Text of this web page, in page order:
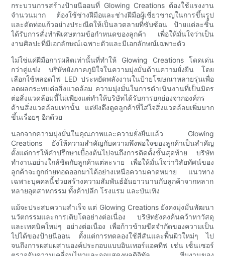
กระบวนการสร้างป้ายนีออนที่ Glowing Creations ต้องใช้แรงงาน
จำนวนมาก ต้องใช้ช่างฝีมือและช่างฝีมือผู้เชี่ยวชาญในการขึ้นรูป
และดัดท่อแก้วอย่างประณีตให้เป็นลวดลายที่ซับซ้อน ป้ายแต่ละชิ้น
ได้รับการสั่งทำพิเศษตามข้อกำหนดของลูกค้า เพื่อให้มั่นใจว่าเป็น
งานศิลปะที่มีเอกลักษณ์เฉพาะตัวและมีเอกลักษณ์เฉพาะตัว
ไม่ใช่แค่ฝีมือการผลิตเท่านั้นที่ทำให้ Glowing Creations โดดเด่น
กว่าคู่แข่ง บริษัทยังภาคภูมิใจในความมุ่งมั่นด้านความยั่งยืน โดย
เลือกใช้หลอดไฟ LED ประหยัดพลังงานในป้ายโฆษณาหลายรุ่นเพื่อ
ลดผลกระทบต่อสิ่งแวดล้อม ความมุ่งมั่นในการดำเนินงานที่เป็นมิตร
ต่อสิ่งแวดล้อมนี้ไม่เพียงแต่ทำให้บริษัทได้รับการยกย่องจากองค์กร
ด้านสิ่งแวดล้อมเท่านั้น แต่ยังดึงดูดลูกค้าที่ใส่ใจสิ่งแวดล้อมเพิ่มมาก
ขึ้นเรื่อยๆ อีกด้วย
นอกจากความมุ่งมั่นในคุณภาพและความยั่งยืนแล้ว Glowing
Creations ยังให้ความสำคัญกับความพึงพอใจของลูกค้าเป็นสำคัญ
ตั้งแต่การให้คำปรึกษาเบื้องต้นไปจนถึงการติดตั้งขั้นสุดท้าย บริษัท
ทำงานอย่างใกล้ชิดกับลูกค้าแต่ละราย เพื่อให้มั่นใจว่าวิสัยทัศน์ของ
ลูกค้าจะถูกถ่ายทอดออกมาได้อย่างเหนือความคาดหมาย แนวทาง
เฉพาะบุคคลนี้ช่วยสร้างความสัมพันธ์อันยาวนานกับลูกค้าจากหลาก
หลายอุตสาหกรรม ทั้งค้าปลีก โรงแรม และบันเทิง
แม้จะประสบความสำเร็จ แต่ Glowing Creations ยังคงมุ่งมั่นพัฒนา
นวัตกรรมและการเติบโตอย่างต่อเนื่อง บริษัทยังคงค้นคว้าหาวัสดุ
และเทคนิคใหม่ๆ อย่างต่อเนื่อง เพื่อก้าวข้ามขีดจำกัดของความเป็น
ไปได้ของป้ายนีออน ตั้งแต่การทดลองใช้สีสันและพื้นผิวใหม่ๆ ไป
จนถึงการผสมผสานองค์ประกอบแบบอินเทอร์แอคทีฟ เช่น เซ็นเซอร์